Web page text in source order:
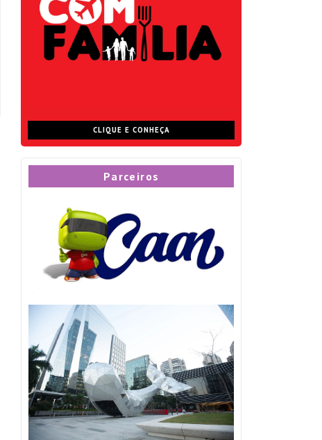
CLIQUE E CONHEÇA
Parceiros